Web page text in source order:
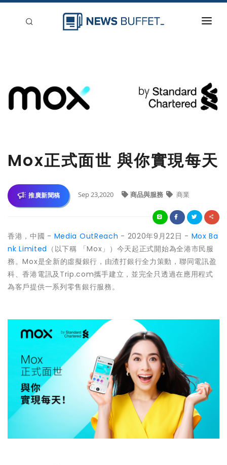
登入
刊登
Mox正式面世 與你實現每天
推廣新聞稿 Sep 23,2020 商品與服務 商業
香港，中國 - Media OutReach - 2020年9月22日 - Mox Ba
nk Limited （以下稱 「Mox」）今天起正式開始為全港市民服
務。Mox是全新的虛擬銀行，由渣打銀行全力策動，聯同電訊盈
科、香港電訊及Trip.com攜手建立，並完全只透過在應用程式
為客戶提供一系列零售銀行服務。